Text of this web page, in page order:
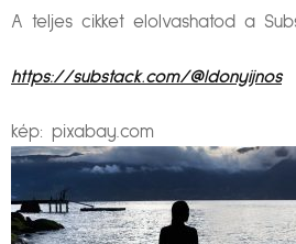
A teljes cikket elolvashatod a
https://substack.com/@ldonyijnos
kép: pixabay.com